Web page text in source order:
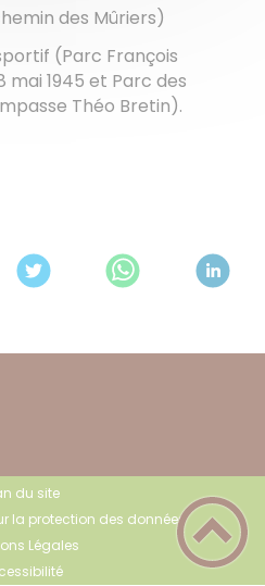
des Mûriers)
(Parc François
mai 1945 et Parc des
Théo Bretin).
du site
la protection des données
Légales